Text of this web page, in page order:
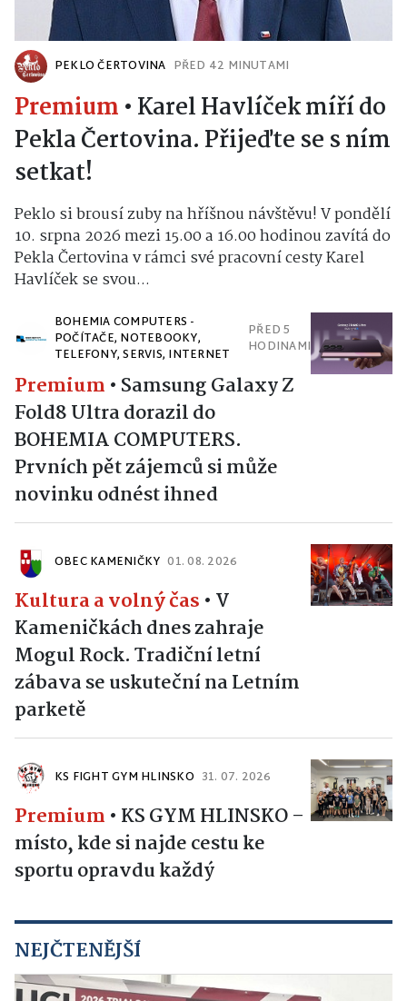
PEKLO ČERTOVINA PŘED 42 MINUTAMI
Premium • Karel Havlíček míří do
Pekla Čertovina. Přijeďte se s ním
setkat!
Peklo si brousí zuby na hříšnou návštěvu! V pondělí
10. srpna 2026 mezi 15.00 a 16.00 hodinou zavítá do
Pekla Čertovina v rámci své pracovní cesty Karel
Havlíček se svou...
BOHEMIA COMPUTERS -
POČÍTAČE, NOTEBOOKY,
TELEFONY, SERVIS, INTERNET
PŘED 5
HODINAMI
Premium • Samsung Galaxy Z
Fold8 Ultra dorazil do
BOHEMIA COMPUTERS.
Prvních pět zájemců si může
novinku odnést ihned
OBEC KAMENIČKY 01. 08. 2026
Kultura a volný čas • V
Kameničkách dnes zahraje
Mogul Rock. Tradiční letní
zábava se uskuteční na Letním
parketě
KS FIGHT GYM HLINSKO 31. 07. 2026
Premium • KS GYM HLINSKO –
místo, kde si najde cestu ke
sportu opravdu každý
NEJČTENĚJŠÍ